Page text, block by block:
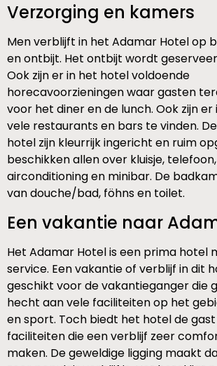
Verzorging en kamers
Men verblijft in het Adamar Hotel op
en ontbijt. Het ontbijt wordt
Ook zijn er in het hotel voldoende
horecavoorzieningen waar gasten
voor het diner en de lunch. Ook zijn
vele restaurants en bars te vinden.
hotel zijn kleurrijk ingericht en ruim
beschikken allen over kluisje,
airconditioning en minibar. De
van douche/bad, föhns en toilet.
Een vakantie naar
Het Adamar Hotel is een prima hotel
service. Een vakantie of verblijf in dit
geschikt voor de vakantieganger die
hecht aan vele faciliteiten op het
en sport. Toch biedt het hotel de
faciliteiten die een verblijf zeer
maken. De geweldige ligging maakt